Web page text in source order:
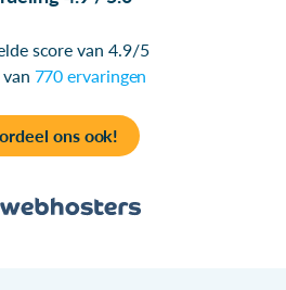
score van 4.9/5
770 ervaringen
ons ook!